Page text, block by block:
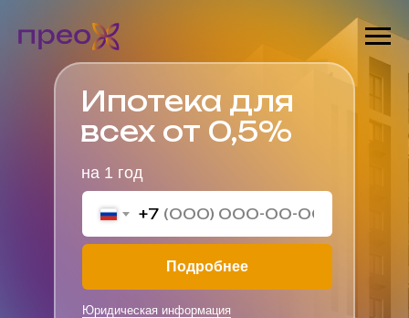
Ипотека для
всех от 0,5%
на 1 год
+7
Подробнее
Юридическая информация